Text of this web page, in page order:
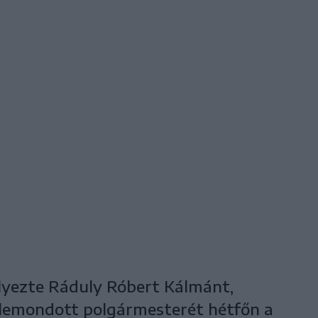
Ráduly Róbert Kálmánt,
polgármesterét hétfőn a